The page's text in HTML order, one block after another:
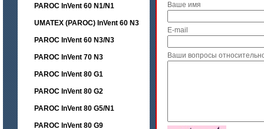
PAROC InVent 60 N1/N1
UMATEX (PAROC) InVent 60 N3
PAROC InVent 60 N3/N3
PAROC InVent 70 N3
PAROC InVent 80 G1
PAROC InVent 80 G2
PAROC InVent 80 G5/N1
PAROC InVent 80 G9
Ваше имя
E-mail
Ваши вопросы